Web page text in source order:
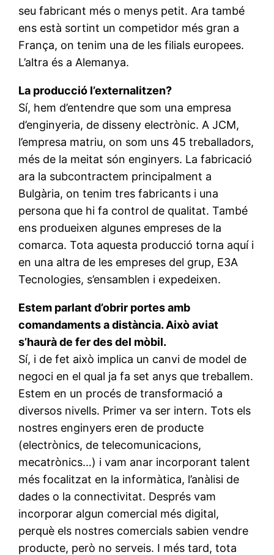
seu fabricant més o menys petit. Ara també
ens està sortint un competidor més gran a
França, on tenim una de les filials europees.
L’altra és a Alemanya.
La producció l’externalitzen?
Sí, hem d’entendre que som una empresa
d’enginyeria, de disseny electrònic. A JCM,
l’empresa matriu, on som uns 45 treballadors,
més de la meitat són enginyers. La fabricació
ara la subcontractem principalment a
Bulgària, on tenim tres fabricants i una
persona que hi fa control de qualitat. També
ens produeixen algunes empreses de la
comarca. Tota aquesta producció torna aquí i
en una altra de les empreses del grup, E3A
Tecnologies, s’ensamblen i expedeixen.
Estem parlant d’obrir portes amb
comandaments a distància. Això aviat
s’haurà de fer des del mòbil.
Sí, i de fet això implica un canvi de model de
negoci en el qual ja fa set anys que treballem.
Estem en un procés de transformació a
diversos nivells. Primer va ser intern. Tots els
nostres enginyers eren de producte
(electrònics, de telecomunicacions,
mecatrònics…) i vam anar incorporant talent
més focalitzat en la informàtica, l’anàlisi de
dades o la connectivitat. Després vam
incorporar algun comercial més digital,
perquè els nostres comercials sabien vendre
producte, però no serveis. I més tard, tota